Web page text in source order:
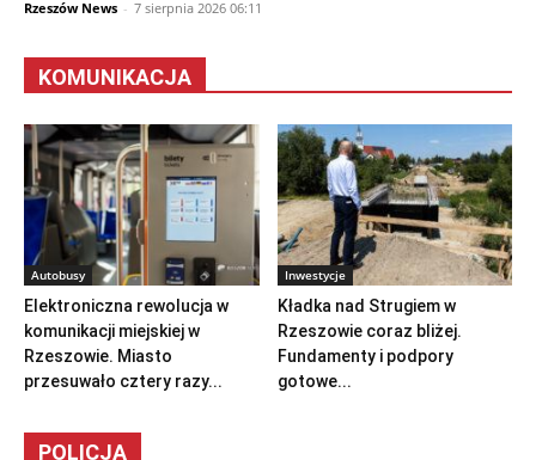
Autobusy
Elektroniczna rewolucja w
komunikacji miejskiej w
Rzeszowie. Miasto
przesuwało cztery razy...
Inwestycje
Kładka nad Strugiem w
Rzeszowie coraz bliżej.
Fundamenty i podpory
gotowe...